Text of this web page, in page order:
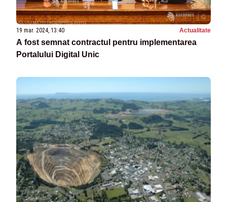
19 mar. 2024, 13:40 Actualitate
A fost semnat contractul pentru implementarea
Portalului Digital Unic